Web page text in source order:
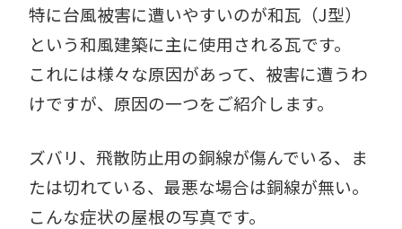
特に台風被害に遭いやすいのが和瓦（J型）
という和風建築に主に使用される瓦です。
これには様々な原因があって、被害に遭うわ
けですが、原因の一つをご紹介します。
ズバリ、飛散防止用の銅線が傷んでいる、ま
たは切れている、最悪な場合は銅線が無い。
こんな症状の屋根の写真です。